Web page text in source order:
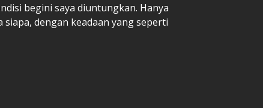
begini saya diuntungkan. Hanya
siapa, dengan keadaan yang seperti